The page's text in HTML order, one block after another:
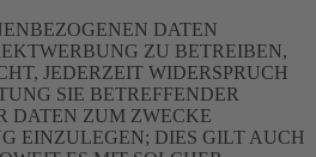
DATEN
ZU BETREIBEN,
JEDERZEIT WIDERSPRUCH
SIE BETREFFENDER
DATEN ZUM ZWECKE
EINZULEGEN; DIES GILT AUCH